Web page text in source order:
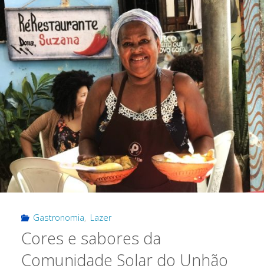
MAM
é
um
dos
programas
mais
BBB
Salvador"
Gastronomia, Lazer
Cores e sabores da
Comunidade Solar do Unhão